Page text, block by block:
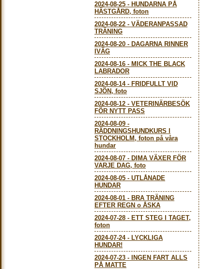
2024-08-25 - HUNDARNA PÅ
HÄSTGÅRD, foton
2024-08-22 - VÄDERANPASSAD
TRÄNING
2024-08-20 - DAGARNA RINNER
IVÄG
2024-08-16 - MICK THE BLACK
LABRADOR
2024-08-14- FRIDFULLT VID
SJÖN, foto
2024-08-12 - VETERINÄRBESÖK
FÖR NYTT PASS
2024-08-09 -
RÄDDNINGSHUNDKURS I
STOCKHOLM, foton på våra
hundar
2024-08-07 - DIMA VÄXER FÖR
VARJE DAG, foto
2024-08-05 - UTLÅNADE
HUNDAR
2024-08-01 - BRA TRÄNING
EFTER REGN o ÅSKA
2024-07-28 - ETT STEG I TAGET,
foton
2024-07-24- LYCKLIGA
HUNDAR!
2024-07-23 -
INGEN FART ALLS
PÅ MATTE